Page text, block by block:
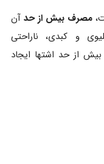
مصرف بیش از حد آن
و کبدی، ناراحتی
از حد اشتها ایجاد